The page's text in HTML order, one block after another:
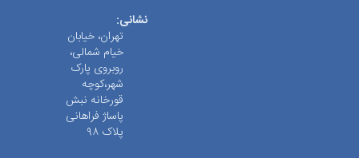
نشانی:
تهران، خیابان
خیام شمالی،
روبروی پارک
شهر،کوچه
قورخانه نبش
پاساژ فراهانی
پلاک ۹۸